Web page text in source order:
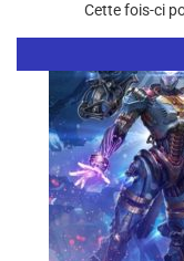
Cette fois-ci